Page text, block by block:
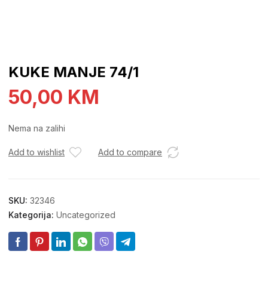
KUKE MANJE 74/1
50,00 KM
Nema na zalihi
Add to wishlist Add to compare
SKU: 32346
Kategorija: Uncategorized